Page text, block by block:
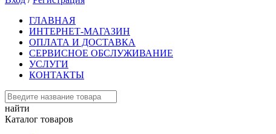
ГЛАВНАЯ
ИНТЕРНЕТ-МАГАЗИН
ОПЛАТА И ДОСТАВКА
СЕРВИСНОЕ ОБСЛУЖИВАНИЕ
УСЛУГИ
КОНТАКТЫ
найти
Каталог товаров